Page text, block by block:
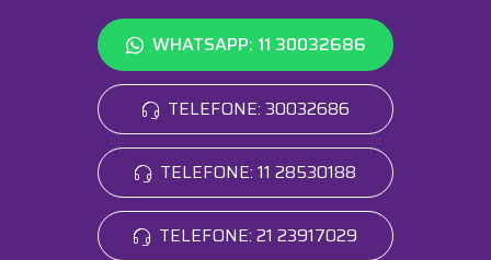
WHATSAPP: 11 30032686
TELEFONE: 30032686
TELEFONE: 11 28530188
TELEFONE: 21 23917029